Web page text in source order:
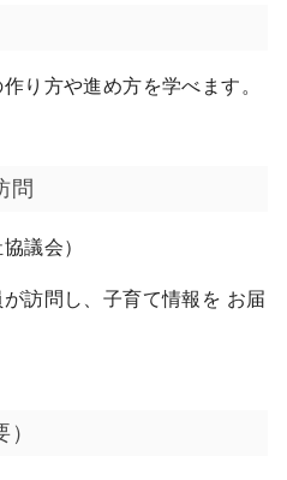
り方や進め方を学べます。
問
議会）
訪問し、子育て情報を お届